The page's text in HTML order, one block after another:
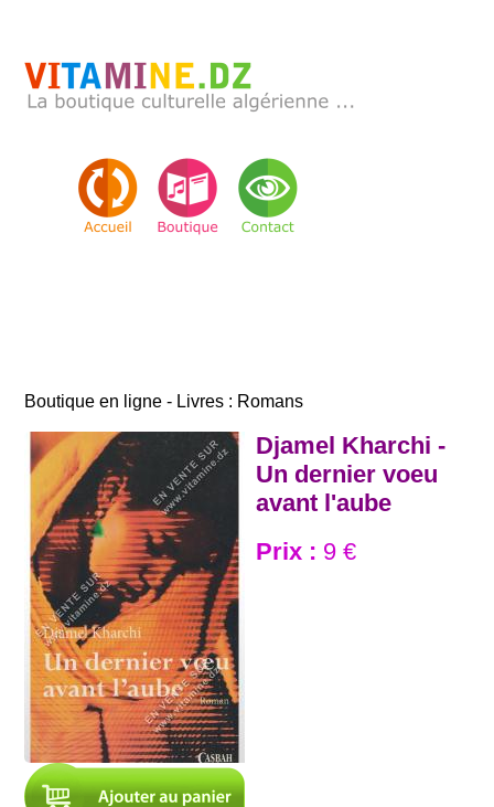
Boutique en ligne - Livres : Romans
Djamel Kharchi -
Un dernier voeu
avant l'aube
Prix : 9 €